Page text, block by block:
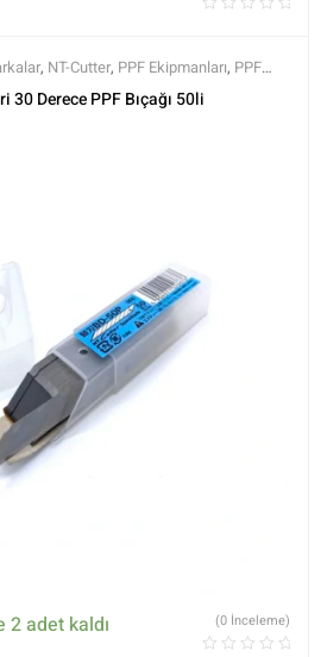
, NT-Cutter, PPF Ekipmanları, PPF
,Tüm Ürünler
30 Derece PPF Bıçağı 50li
2 adet kaldı (0 İnceleme)